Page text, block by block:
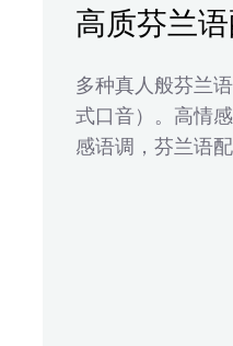
高质芬兰
多种真人般芬兰
式口音）。高情
感语调，芬兰语